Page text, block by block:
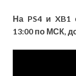
На PS4 и XB1
13:00 по МСК,